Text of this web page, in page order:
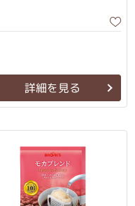
詳細を見る